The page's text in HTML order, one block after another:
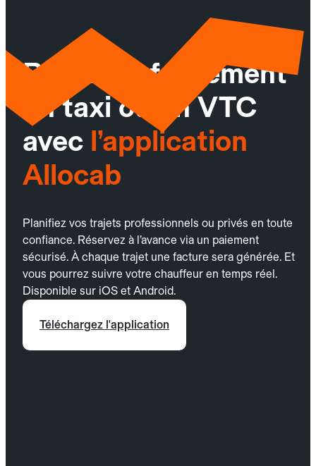
Réservez facilement
un taxi ou un VTC
avec l’application
Allocab
Planifiez vos trajets professionnels ou privés en toute
confiance. Réservez à l’avance via un paiement
sécurisé. À chaque trajet une facture sera générée. Et
vous pourrez suivre votre chauffeur en temps réel.
Disponible sur iOS et Android.
Téléchargez l'application